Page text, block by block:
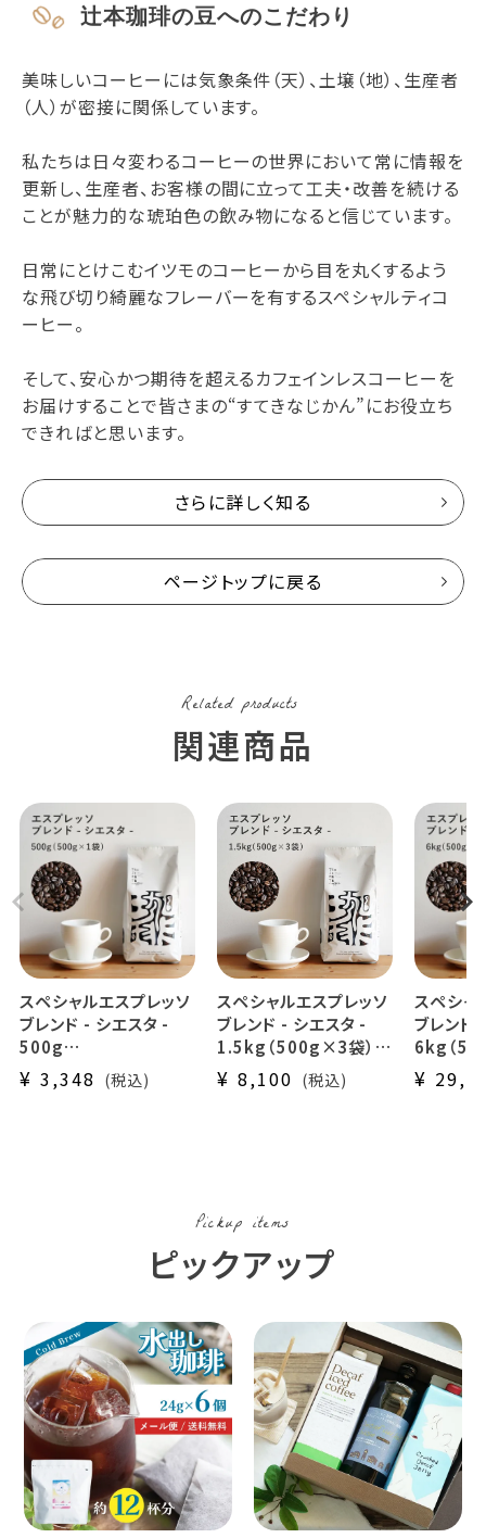
辻本珈琲の豆へのこだわり
美味しいコーヒーには気象条件（天）、土壌（地）、生産者
（人）が密接に関係しています。
私たちは日々変わるコーヒーの世界において常に情報を
更新し、生産者、お客様の間に立って工夫・改善を続ける
ことが魅力的な琥珀色の飲み物になると信じています。
日常にとけこむイツモのコーヒーから目を丸くするよう
な飛び切り綺麗なフレーバーを有するスペシャルティコ
ーヒー。
そして、安心かつ期待を超えるカフェインレスコーヒーを
お届けすることで皆さまの“すてきなじかん”にお役立ち
できればと思います。
さらに詳しく知る
ページトップに戻る
スペシャルエスプレッソ
ブレンド - シエスタ -
500g
辻本珈琲オリジナル
スペシャルティブレンド
¥ 3,348 税込
スペシャルエスプレッソ
ブレンド - シエスタ -
1.5kg（500g×3袋）
辻本珈琲オリジナル
スペシャルティブレンド
まとめ買いにおすすめ
¥ 8,100 税込
スペシャ
ブレンド
6kg（
辻本珈琲
スペシャ
¥
Pickup items
ピックアップ